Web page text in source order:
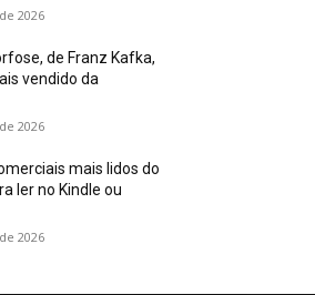
2026
de Franz Kafka,
vendido da
2026
mais lidos do
ler no Kindle ou
2026